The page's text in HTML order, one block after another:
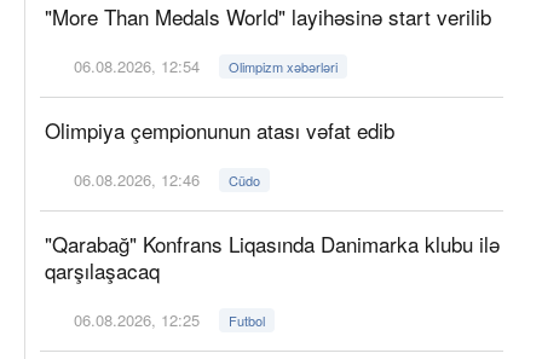
"More Than Medals World" layihəsinə start verilib
06.08.2026, 12:54 Olimpizm xəbərləri
Olimpiya çempionunun atası vəfat edib
06.08.2026, 12:46 Cüdo
"Qarabağ" Konfrans Liqasında Danimarka klubu ilə
qarşılaşacaq
06.08.2026, 12:25 Futbol